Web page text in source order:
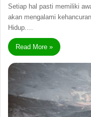
Setiap hal pasti memiliki
akan mengalami
Hidup.…
Read More »